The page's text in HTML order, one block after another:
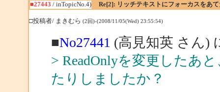
■27443 / inTopicNo.4) Re[2]: リッチテキストにフォーカスをあ
□投稿者/ まきむら (2回)-(2008/11/05(Wed) 23:55:54)
■No27441 (高見知英 さん)
> ReadOnlyを変更したあ
たりしましたか？